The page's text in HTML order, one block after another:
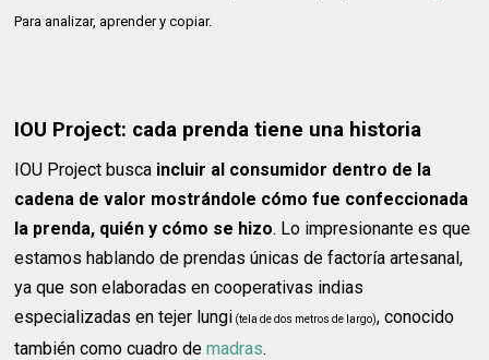
Para analizar, aprender y copiar.
IOU Project: cada prenda tiene una historia
IOU Project busca incluir al consumidor dentro de la
cadena de valor mostrándole cómo fue confeccionada
la prenda, quién y cómo se hizo. Lo impresionante es que
estamos hablando de prendas únicas de factoría artesanal,
ya que son elaboradas en cooperativas indias
especializadas en tejer lungi (tela de dos metros de largo), conocido
también como cuadro demadras.